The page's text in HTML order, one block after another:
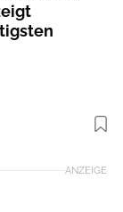
Foto: Simplon
ANZEIGE